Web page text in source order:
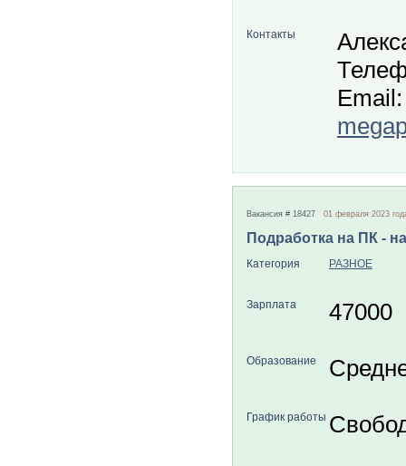
Контакты
Email:
Вакансия # 18427 01 февраля 2023
Подработка на ПК -
Категория РАЗНОЕ
Зарплата 47000
Образование
График работы